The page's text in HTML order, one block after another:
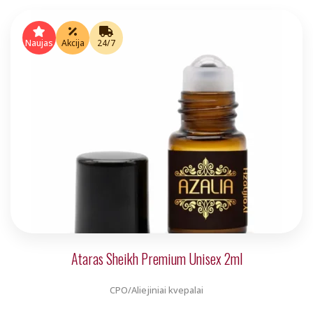
€5.00.€4.00.
Naujas Akcija 24/7
Ataras Sheikh Premium Unisex 2ml
CPO/Aliejiniai kvepalai